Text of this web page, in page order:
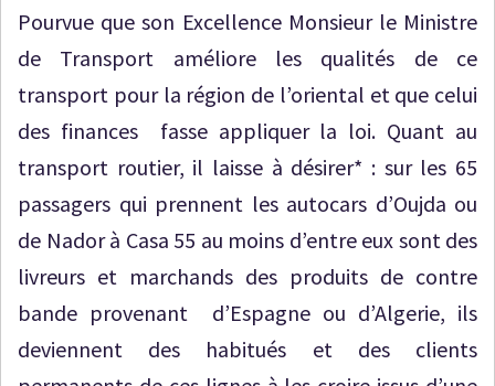
Pourvue que son Excellence Monsieur le Ministre
de Transport améliore les qualités de ce
transport pour la région de l’oriental et que celui
des finances fasse appliquer la loi. Quant au
transport routier, il laisse à désirer* : sur les 65
passagers qui prennent les autocars d’Oujda ou
de Nador à Casa 55 au moins d’entre eux sont des
livreurs et marchands des produits de contre
bande provenant d’Espagne ou d’Algerie, ils
deviennent des habitués et des clients